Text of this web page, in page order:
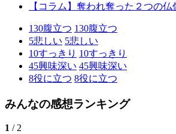
【コラム】奪われ奪った２つの
130腹立つ 130腹立つ
5悲しい 5悲しい
10すっきり 10すっきり
45興味深い 45興味深い
8役に立つ 8役に立つ
みんなの感想ランキング
1 / 2